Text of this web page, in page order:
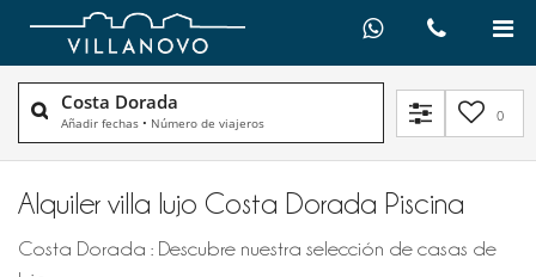
Costa Dorada
Añadir fechas • Número de viajeros 0
Alquiler villa lujo Costa Dorada Piscina
Costa Dorada : Descubre nuestra selección de casas de